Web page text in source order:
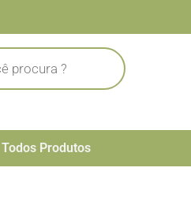
Todos Produtos